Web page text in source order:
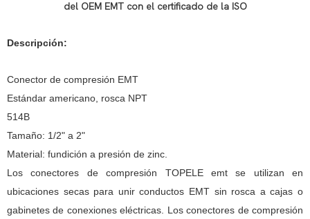
del OEM EMT con el certificado de la ISO
Descripción:
Conector de compresión EMT
Estándar americano, rosca NPT
514B
Tamaño: 1/2" a 2"
Material: fundición a presión de zinc.
Los conectores de compresión TOPELE emt se utilizan en
ubicaciones secas para unir conductos EMT sin rosca a cajas o
gabinetes de conexiones eléctricas. Los conectores de compresión